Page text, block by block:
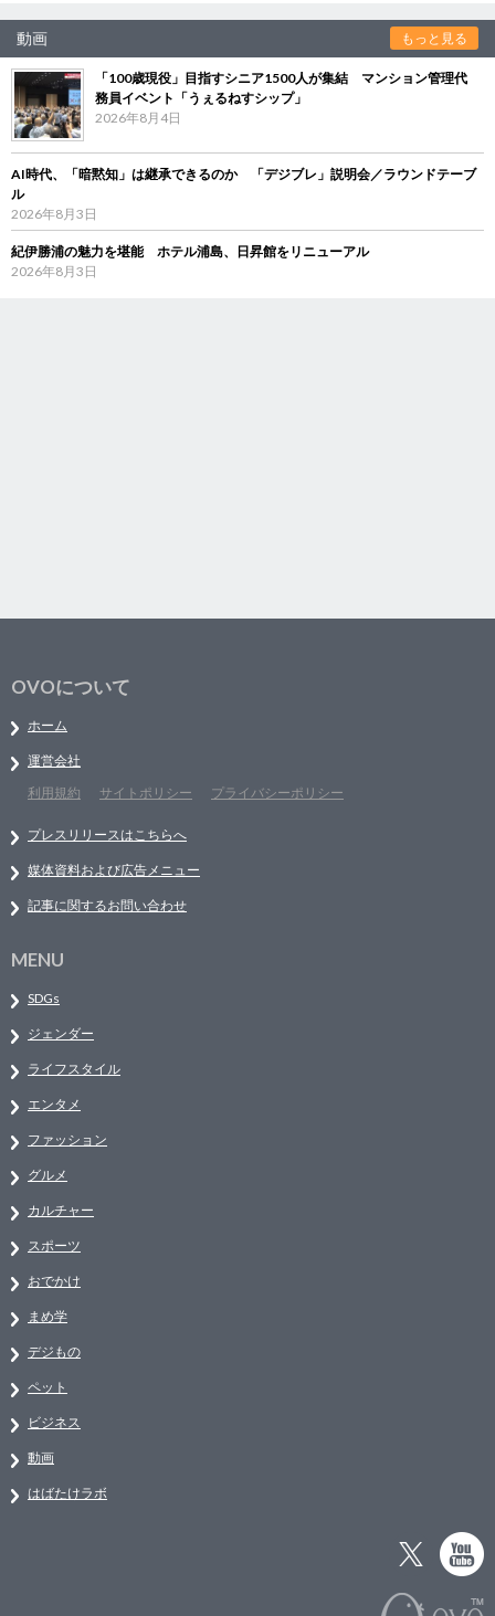
動画 もっと見る
「100歳現役」目指すシニア1500人が集結 マンション管理代
務員イベント「うぇるねすシップ」
2026年8月4日
AI時代、「暗黙知」は継承できるのか 「デジブレ」説明会／ラウンドテーブ
ル
2026年8月3日
紀伊勝浦の魅力を堪能 ホテル浦島、日昇館をリニューアル
2026年8月3日
OVOについて
ホーム
運営会社
利用規約
サイトポリシー プライバシーポリシー
プレスリリースはこちらへ
媒体資料および広告メニュー
記事に関するお問い合わせ
MENU
SDGs
ジェンダー
ライフスタイル
エンタメ
ファッション
グルメ
カルチャー
スポーツ
おでかけ
まめ学
デジもの
ペット
ビジネス
動画
はばたけラボ